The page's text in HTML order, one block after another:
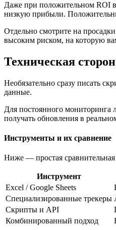
Даже при положительном ROI
низкую прибыли.
Отдельно смотрите на
высоким риском, на которую
Техническая
Необязательно сразу писать
данные.
Для постоянного мониторинга
получать обновления в
Инструменты и их сравнение
Ниже — простая
Инструмент
Excel / Google Sheets
Специализированные трекеры
Скрипты и API
Комбинированный подход